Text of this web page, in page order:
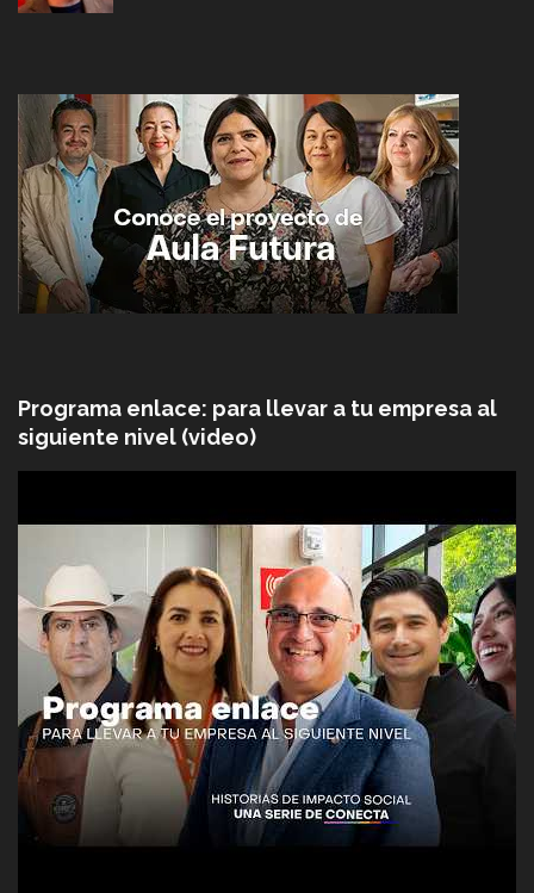
Programa enlace: para llevar a tu empresa al
siguiente nivel (video)